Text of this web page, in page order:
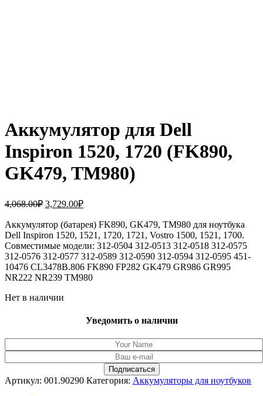
Аккумулятор для Dell
Inspiron 1520, 1720 (FK890,
GK479, TM980)
4,068.00₽ Первоначальная
составляла
4,068.00₽.
3,729.00₽Текущая
3,729.00₽.
Аккумулятор (батарея) FK890, GK479, TM980 для ноутбука
Dell Inspiron 1520, 1521, 1720, 1721, Vostro 1500, 1521, 1700.
Совместимые модели: 312-0504 312-0513 312-0518 312-0575
312-0576 312-0577 312-0589 312-0590 312-0594 312-0595 451-
10476 CL3478B.806 FK890 FP282 GK479 GR986 GR995
NR222 NR239 TM980
Нет в наличии
Уведомить о наличии
Артикул: 001.90290 Категория: Аккумуляторы для ноутбуков